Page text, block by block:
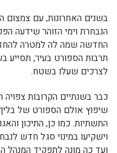
בשנים האחרונות, עם צמצום
הנבחרת וימי הזוהר שידעה
החדשה שמה לה למטרה
תרבות הספורט בעיר, תסייע
לצרכים שעלו בשטח.
שיפוץ אולם הספורט של
התשתיות. כמו כן, התיכון
וישקיעו במינוי סגל חדש
ועד כה מונה לתפקיד המנהל